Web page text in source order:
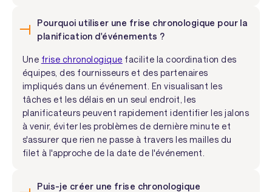
Pourquoi utiliser une frise chronologique pour la
planification d'événements ?
Une frise chronologique facilite la coordination des
équipes, des fournisseurs et des partenaires
impliqués dans un événement. En visualisant les
tâches et les délais en un seul endroit, les
planificateurs peuvent rapidement identifier les jalons
à venir, éviter les problèmes de dernière minute et
s'assurer que rien ne passe à travers les mailles du
filet à l'approche de la date de l'événement.
Puis-je créer une frise chronologique